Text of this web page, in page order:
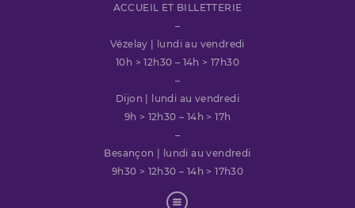
ACCUEIL ET BILLETTERIE
–
Vézelay | lundi au vendredi
10h > 12h30 – 14h > 17h30
–
Dijon | lundi au vendredi
9h > 12h30 – 14h > 17h
–
Besançon | lundi au vendredi
9h30 > 12h30 – 14h > 17h30